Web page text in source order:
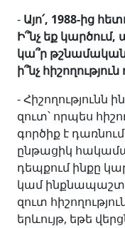
- Այո՛, 1988-ից
Ի՞նչ եք
կա՞ր
ի՞նչ
- Հիշողությունն
զուտ՝ որպես
գործիք է
ընթացիկ
դեպքում ինքը
կամ
զուտ
երևույթ, եթե